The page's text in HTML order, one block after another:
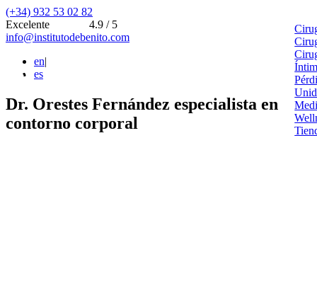
(+34) 932 53 02 82
Excelente
4.9 / 5
info@institutodebenito.com
en|
es
Dr. Orestes Fernández especialista en
contorno corporal